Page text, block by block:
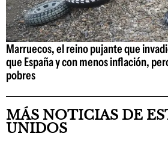
Marruecos, el reino pujante que
que España y con menos inflación,
pobres
MÁS NOTICIAS DE
UNIDOS